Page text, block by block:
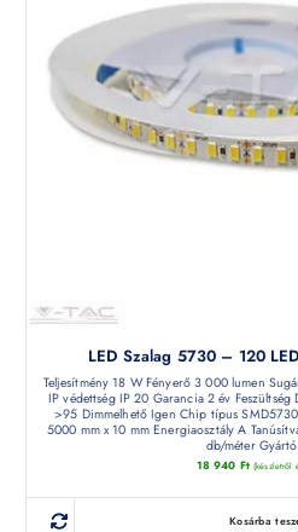
LED Szalag 5730 – 120
Teljesítmény 18 W Fényerő 3 000 lumen
IP védettség IP 20 Garancia 2 év Feszültség
>95 Dimmelhető Igen Chip típus
5000 mm x 10 mm Energiaosztály A
db/méter Gyártó
18 940 Ft (készletről
Kosárba